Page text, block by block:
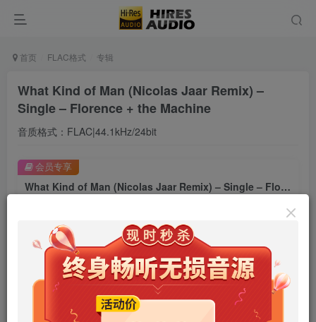
首页 FLAC格式 专辑
What Kind of Man (Nicolas Jaar Remix) –
Single – Florence + the Machine
音质格式：FLAC|44.1kHz/24bit
What Kind of Man (Nicolas Jaar Remix) – Single – Florence + the Machine
￥9.9 限时特惠
￥99
年卡会员免费 永久会员免费
立即购买
您当前未登录！建议登陆后购买，可保存购买订单
会员专享